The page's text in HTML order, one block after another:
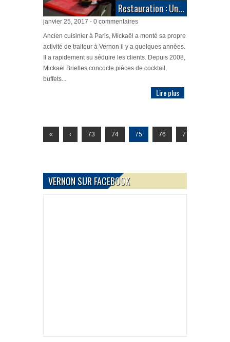
Restauration : Un...
janvier 25, 2017 - 0 commentaires
Ancien cuisinier à Paris, Mickaël a monté sa propre
activité de traiteur à Vernon il y a quelques années.
Il a rapidement su séduire les clients. Depuis 2008,
Mickaël Brielles concocte pièces de cocktail,
buffets...
Lire plus
« ‹ 73 74 75 76 77
VERNON SUR FACEBOOK